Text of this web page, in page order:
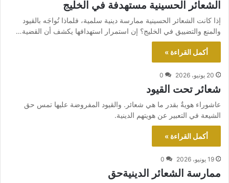
الشعائر الحسينية مستهدفة في الخليج
إذا كانت الشعائر الحسينية ممارسة دينية سلمية، فلماذا تُواجَه بالقيود
والمنع والتضييق في الخليج؟ إن استمرار استهدافها يكشف أن القضية…
أكمل القراءة »
20 يونيو، 2026 0
شعائر تحت القيود
عاشوراء هويةٌ بقدر ما هي شعائر. والقيود المفروضة عليها تمس حق
الشيعة في التعبير عن هويتهم الدينية.
أكمل القراءة »
19 يونيو، 2026 0
ممارسة الشعائر الدينيةحق